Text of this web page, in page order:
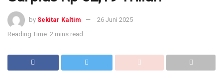
by Sekitar Kaltim
26 Juni 2025
Reading Time: 2 mins read